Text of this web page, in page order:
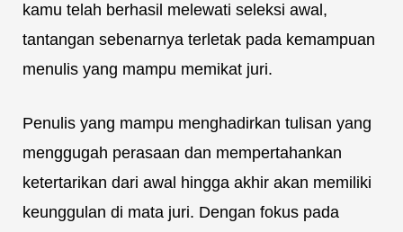
kamu telah berhasil melewati seleksi awal,
tantangan sebenarnya terletak pada kemampuan
menulis yang mampu memikat juri.
Penulis yang mampu menghadirkan tulisan yang
menggugah perasaan dan mempertahankan
ketertarikan dari awal hingga akhir akan memiliki
keunggulan di mata juri. Dengan fokus pada